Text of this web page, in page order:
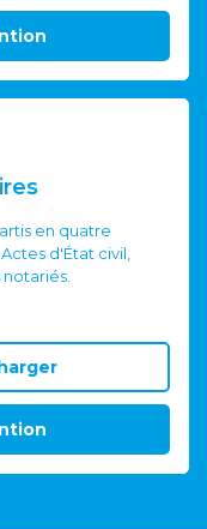
en quatre
d'État civil,